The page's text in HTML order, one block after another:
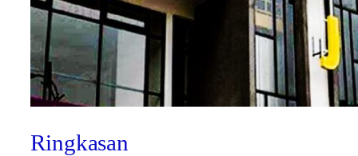
Ringkasan